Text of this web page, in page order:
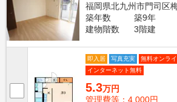
福岡県北九州市門司区
築年数
築9年
建物階数
3階建
即入居 写真充実
無料オンラ
インターネット無料
5.3万円
管理費等：4,000円